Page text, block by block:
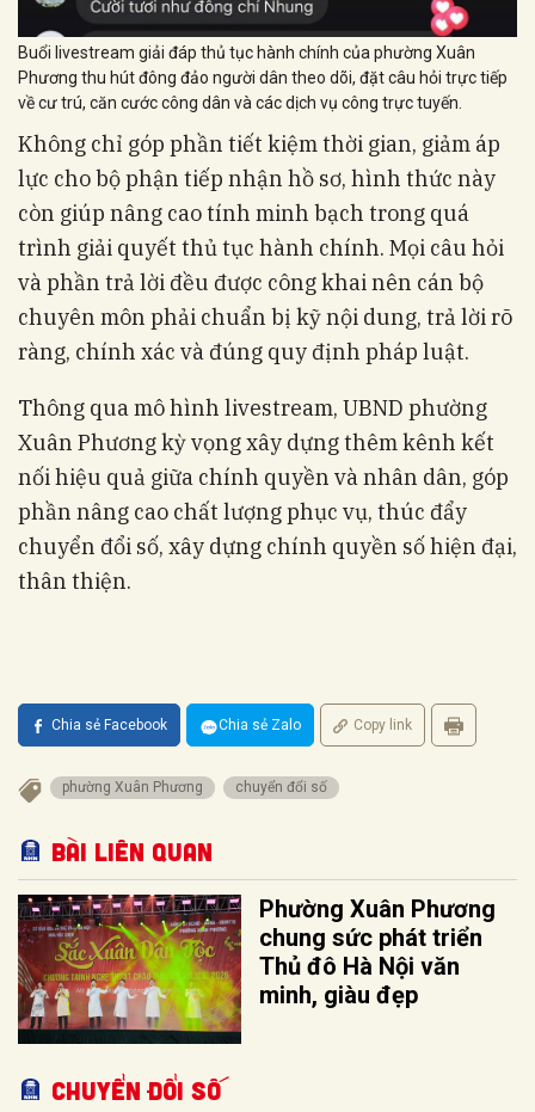
Buổi livestream giải đáp thủ tục hành chính của phường Xuân
Phương thu hút đông đảo người dân theo dõi, đặt câu hỏi trực tiếp
về cư trú, căn cước công dân và các dịch vụ công trực tuyến.
Không chỉ góp phần tiết kiệm thời gian, giảm áp
lực cho bộ phận tiếp nhận hồ sơ, hình thức này
còn giúp nâng cao tính minh bạch trong quá
trình giải quyết thủ tục hành chính. Mọi câu hỏi
và phần trả lời đều được công khai nên cán bộ
chuyên môn phải chuẩn bị kỹ nội dung, trả lời rõ
ràng, chính xác và đúng quy định pháp luật.
Thông qua mô hình livestream, UBND phường
Xuân Phương kỳ vọng xây dựng thêm kênh kết
nối hiệu quả giữa chính quyền và nhân dân, góp
phần nâng cao chất lượng phục vụ, thúc đẩy
chuyển đổi số, xây dựng chính quyền số hiện đại,
thân thiện.
Chia sẻ Facebook Chia sẻ Zalo Copy link
phường Xuân Phương chuyển đổi số
Bài liên quan
Phường Xuân Phương
chung sức phát triển
Thủ đô Hà Nội văn
minh, giàu đẹp
CHUYỂN ĐỔI SỐ